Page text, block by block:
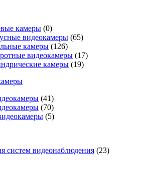
камеры (0)
видеокамеры (65)
камеры (126)
видеокамеры (17)
камеры (19)
(41)
(70)
(5)
систем видеонаблюдения (23)